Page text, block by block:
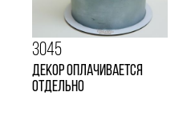
3045
Декор оплачивается
отдельно